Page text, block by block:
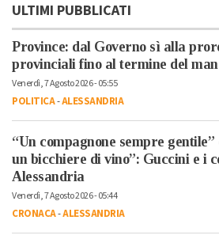
ULTIMI PUBBLICATI
Province: dal Governo sì alla
provinciali fino al termine del
Venerdì, 7 Agosto 2026 - 05:55
POLITICA-ALESSANDRIA
“Un compagnone sempre
un bicchiere di vino”: Guccini e i
Alessandria
Venerdì, 7 Agosto 2026 - 05:44
CRONACA-ALESSANDRIA